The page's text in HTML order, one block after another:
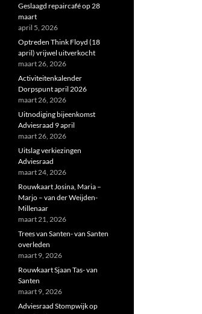
Geslaagd repaircafé op 28
maart
april 5, 2026
Optreden Think Floyd (18
april) vrijwel uitverkocht
maart 26, 2026
Activiteitenkalender
Dorpspunt april 2026
maart 26, 2026
Uitnodiging bijeenkomst
Adviesraad 9 april
maart 26, 2026
Uitslag verkiezingen
Adviesraad
maart 24, 2026
Rouwkaart Josina, Maria –
Marjo – van der Weijden-
Millenaar
maart 21, 2026
Trees van Santen- van Santen
overleden
maart 9, 2026
Rouwkaart Sjaan Tas- van
Santen
maart 9, 2026
Adviesraad Stompwijk op